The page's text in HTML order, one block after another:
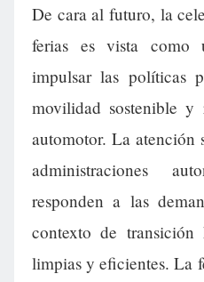
De cara al futuro, la
ferias es vista como
impulsar las políticas
movilidad sostenible y
automotor. La atención
administraciones
responden a las
contexto de transición
limpias y eficientes. La